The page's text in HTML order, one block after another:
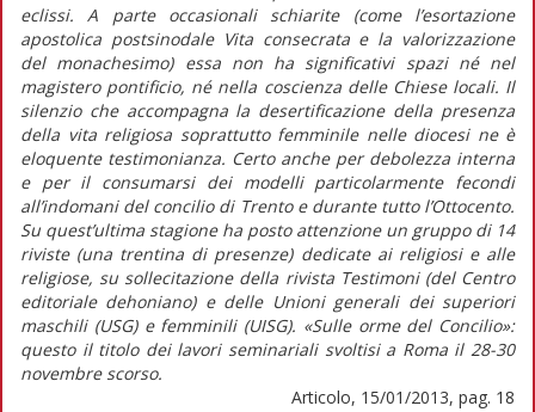
eclissi. A parte occasionali schiarite (come l’esortazione
apostolica postsinodale Vita consecrata e la valorizzazione
del monachesimo) essa non ha significativi spazi né nel
magistero pontificio, né nella coscienza delle Chiese locali. Il
silenzio che accompagna la desertificazione della presenza
della vita religiosa soprattutto femminile nelle diocesi ne è
eloquente testimonianza. Certo anche per debolezza interna
e per il consumarsi dei modelli particolarmente fecondi
all’indomani del concilio di Trento e durante tutto l’Ottocento.
Su quest’ultima stagione ha posto attenzione un gruppo di 14
riviste (una trentina di presenze) dedicate ai religiosi e alle
religiose, su sollecitazione della rivista Testimoni (del Centro
editoriale dehoniano) e delle Unioni generali dei superiori
maschili (USG) e femminili (UISG). «Sulle orme del Concilio»:
questo il titolo dei lavori seminariali svoltisi a Roma il 28-30
novembre scorso.
Articolo, 15/01/2013, pag. 18